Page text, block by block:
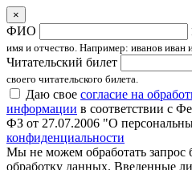
×
ФИО
имя и отчество. Например: иванов иван
Читательский билет
своего читательского билета.
Даю свое согласие на
информации в соответствии с
ФЗ от 27.07.2006 "О
конфиденциальности
Мы не можем обработать запрос
обработку данных. Введенные